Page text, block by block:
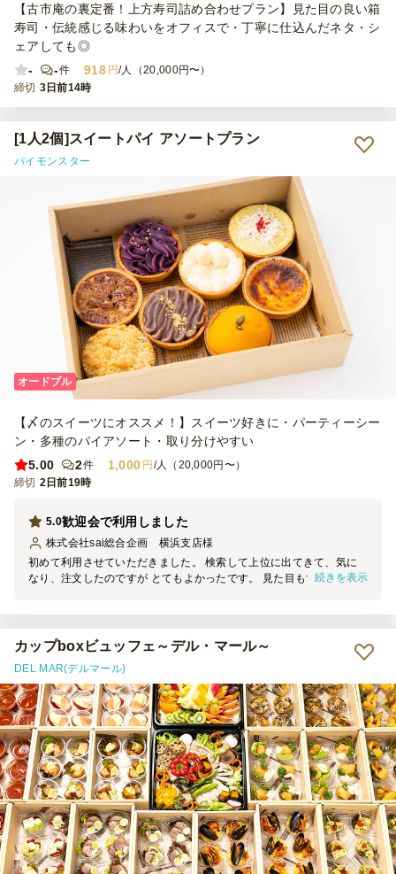
【古市庵の裏定番！上方寿司詰め合わせプラン】見た目の良い箱
寿司・伝統感じる味わいをオフィスで・丁寧に仕込んだネタ・シ
ェアしても◎
-
-件 918 円/人（20,000円〜）
締切 3日前14時
[1人2個]スイートパイ アソートプラン
パイモンスター
オードブル
【〆のスイーツにオススメ！】スイーツ好きに・パーティーシー
ン・多種のパイアソート・取り分けやすい
5.00
2件 1,000 円/人（20,000円〜）
締切 2日前19時
歓迎会で利用しました
5.0
株式会社sai総合企画 横浜支店様
初めて利用させていただきました。 検索して上位に出てきて、気に
なり、注文したのですが とてもよかったです。 見た目もすてきで、
続きを表示
カップboxビュッフェ～デル・マール～
DEL MAR(デルマール)